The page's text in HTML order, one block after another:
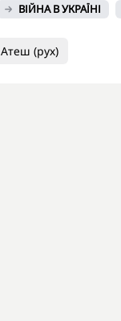
ВІЙНА В УКРАЇНІ
Атеш (рух)